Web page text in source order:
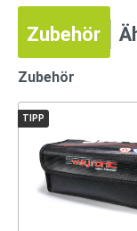
Zubehör
Zubehör
TIPP